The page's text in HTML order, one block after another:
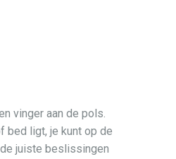
vinger aan de pols.
bed ligt, je kunt op de
juiste beslissingen